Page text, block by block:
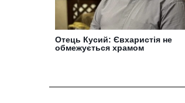
Отець Кусий: Євхаристія не
обмежується храмом